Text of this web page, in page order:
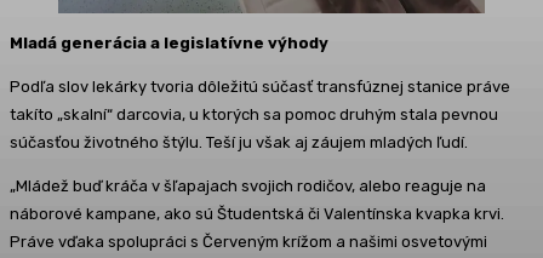
Mladá generácia a legislatívne výhody
Podľa slov lekárky tvoria dôležitú súčasť transfúznej stanice práve
takíto „skalní“ darcovia, u ktorých sa pomoc druhým stala pevnou
súčasťou životného štýlu. Teší ju však aj záujem mladých ľudí.
„Mládež buď kráča v šľapajach svojich rodičov, alebo reaguje na
náborové kampane, ako sú Študentská či Valentínska kvapka krvi.
Práve vďaka spolupráci s Červeným krížom a našimi osvetovými